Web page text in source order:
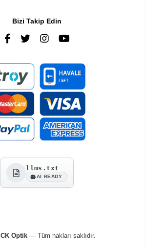
Bizi Takip Edin
llms.txt
AI READY
CK Optik— Tüm hakları saklıdır.